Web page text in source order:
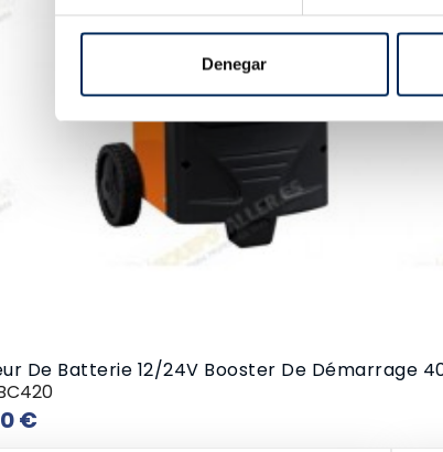
Denegar
De Batterie 12/24V Booster De Démarrage
€